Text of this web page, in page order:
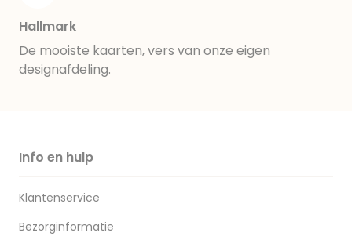
Hallmark
De mooiste kaarten, vers van onze eigen
designafdeling.
Info en hulp
Klantenservice
Bezorginformatie